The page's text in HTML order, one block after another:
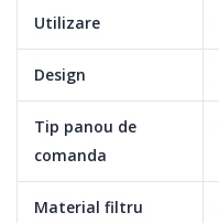
Utilizare
Design
Tip panou de
comanda
Material filtru